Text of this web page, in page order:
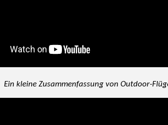
Ein kleine Zusammenfassung von Outdoor-